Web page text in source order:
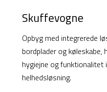
Skuffevogne
Opbyg med integrerede
bordplader og køleskabe,
hygiejne og
helhedsløsning.